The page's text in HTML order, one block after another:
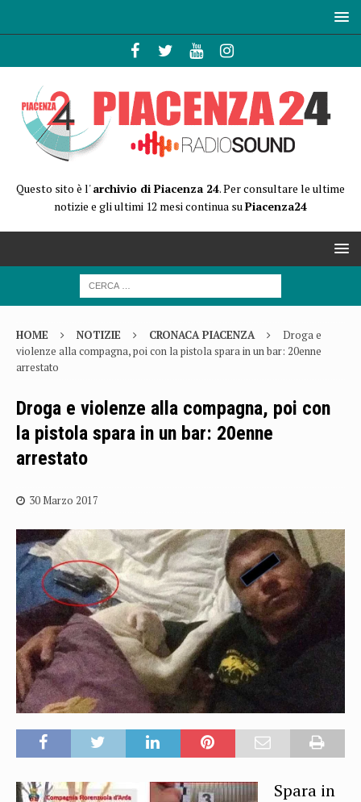
Questo sito è l'archivio di Piacenza 24. Per consultare le ultime
notizie e gli ultimi 12 mesi continua suPiacenza24
HOME NOTIZIE CRONACA PIACENZA
Droga e
violenze alla compagna, poi con la pistola spara in un bar: 20enne
arrestato
Droga e violenze alla compagna, poi con
la pistola spara in un bar: 20enne
arrestato
30 Marzo 2017
Spara in